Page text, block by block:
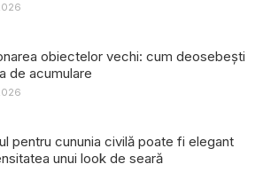
obiectelor vechi: cum deosebești
de acumulare
pentru cununia civilă poate fi elegant
unui look de seară